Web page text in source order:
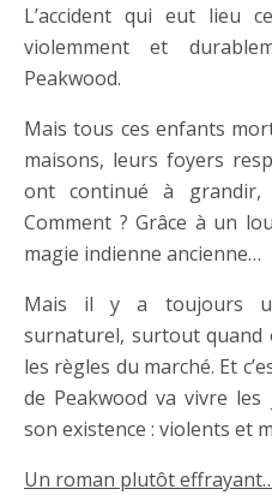
L’accident qui eut lieu
violemment et
Peakwood.
Mais tous ces enfants
maisons, leurs foyers
ont continué à grandir,
Comment ? Grâce à un
magie indienne ancienne…
Mais il y a toujours
surnaturel, surtout quand
les règles du marché. Et
de Peakwood va vivre
son existence : violents et
Un roman plutôt